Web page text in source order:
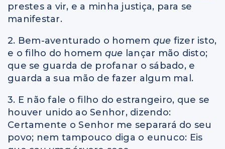
prestes a vir, e a minha justiça, para se
manifestar.
2. Bem-aventurado o homem que fizer isto,
e o filho do homem que lançar mão disto;
que se guarda de profanar o sábado, e
guarda a sua mão de fazer algum mal.
3. E não fale o filho do estrangeiro, que se
houver unido ao Senhor, dizendo:
Certamente o Senhor me separará do seu
povo; nem tampouco diga o eunuco: Eis